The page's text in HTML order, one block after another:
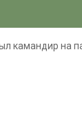
камандир на